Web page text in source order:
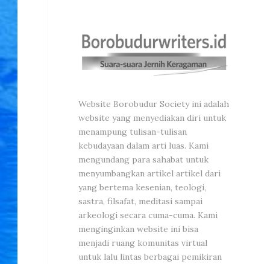
Website Borobudur Society ini adalah
website yang menyediakan diri untuk
menampung tulisan-tulisan
kebudayaan dalam arti luas. Kami
mengundang para sahabat untuk
menyumbangkan artikel artikel dari
yang bertema kesenian, teologi,
sastra, filsafat, meditasi sampai
arkeologi secara cuma-cuma. Kami
menginginkan website ini bisa
menjadi ruang komunitas virtual
untuk lalu lintas berbagai pemikiran